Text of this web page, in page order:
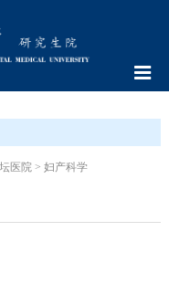
医院> 妇产科学